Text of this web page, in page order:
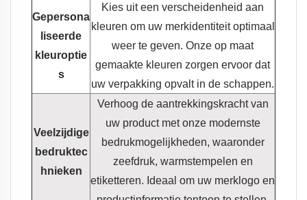
Gepersona
liseerde
kleuroptie
s
Kies uit een verscheidenheid aan
kleuren om uw merkidentiteit optimaal
weer te geven. Onze op maat
gemaakte kleuren zorgen ervoor dat
uw verpakking opvalt in de schappen.
Veelzijdige
bedruktec
hnieken
Verhoog de aantrekkingskracht van
uw product met onze modernste
bedrukmogelijkheden, waaronder
zeefdruk, warmstempelen en
etiketteren. Ideaal om uw merklogo en